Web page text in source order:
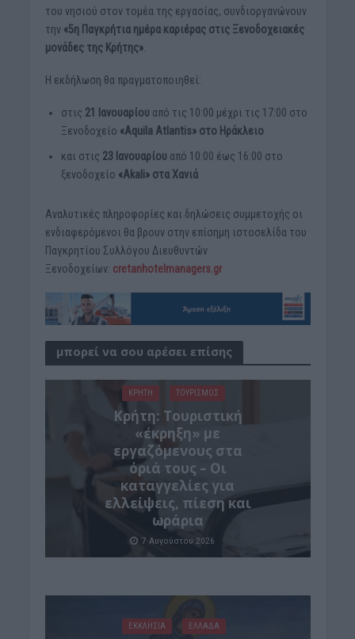
του νησιού στον τομέα της εργασίας, συνδιοργανώνουν
την «5η Παγκρήτια ημέρα καριέρας στις Ξενοδοχειακές
μονάδες της Κρήτης».
Η εκδήλωση θα πραγματοποιηθεί:
στις 21 Ιανουαρίου από τις 10:00 μέχρι τις 17:00 στο
Ξενοδοχείο «Aquila Atlantis» στο Ηράκλειο
και στις 23 Ιανουαρίου από 10:00 έως 16:00 στο
ξενοδοχείο «Akali» στα Χανιά
Αναλυτικές πληροφορίες και δηλώσεις συμμετοχής οι
ενδιαφερόμενοι θα βρουν στην επίσημη ιστοσελίδα του
Παγκρητίου Συλλόγου Διευθυντών
Ξενοδοχείων: cretanhotelmanagers.gr
μπορεί να σου αρέσει επίσης
ΚΡΗΤΗ ΤΟΥΡΙΣΜΟΣ
Κρήτη: Τουριστική
«έκρηξη» με
εργαζόμενους στα
όριά τους – Οι
καταγγελίες για
ελλείψεις, πίεση και
ωράρια
7 Αυγούστου 2026
ΕΚΚΛΗΣΙΑ ΕΛΛΑΔΑ